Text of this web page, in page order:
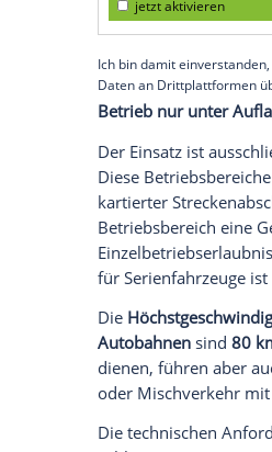
obwohl sie sich
Lkw.
Die
trifft keine
Fahrers aus der
abbremsen und
Empfohlener
Glomex GmbH
Wir benötigen Ihre
anzuzeigen. Sie
jetzt aktivieren